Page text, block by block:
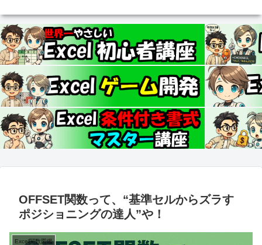
OFFSET関数って、“基準セルからズラす
ポジショニングの達人”や！
Excel関数図鑑